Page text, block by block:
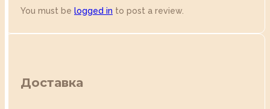
You must be logged in to post a review.
Доставка